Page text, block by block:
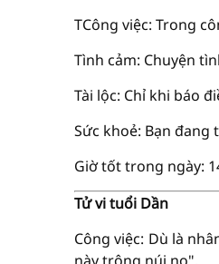
TCông việc: Trong
Tình cảm: Chuyện
Tài lộc: Chỉ khi báo
Sức khoẻ: Bạn
Giờ tốt trong ngày:
Tử vi tuổi Dần
Công việc: Dù là